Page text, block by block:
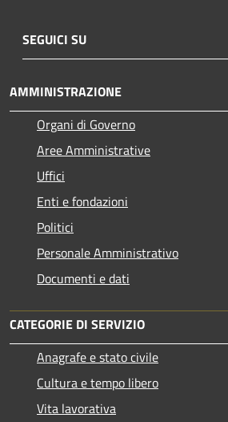
SEGUICI SU
AMMINISTRAZIONE
Organi di Governo
Aree Amministrative
Uffici
Enti e fondazioni
Politici
Personale Amministrativo
Documenti e dati
CATEGORIE DI SERVIZIO
Anagrafe e stato civile
Cultura e tempo libero
Vita lavorativa